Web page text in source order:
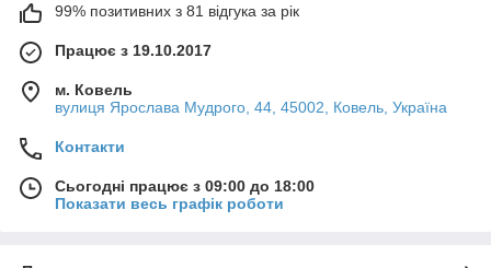
99% позитивних з 81 відгука за рік
Працює з 19.10.2017
м. Ковель
вулиця Ярослава Мудрого, 44, 45002, Ковель, Україна
Контакти
Сьогодні працює з 09:00 до 18:00
Показати весь графік роботи